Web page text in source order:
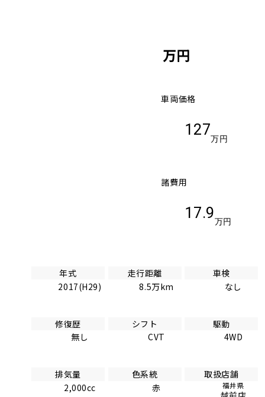
万円
車両価格
127
万円
諸費用
17.9
万円
年式
2017(H29)
走行距離
8.5万km
車検
なし
修復歴
無し
シフト
CVT
駆動
4WD
排気量
2,000cc
色系統
赤
取扱店舗
福井県